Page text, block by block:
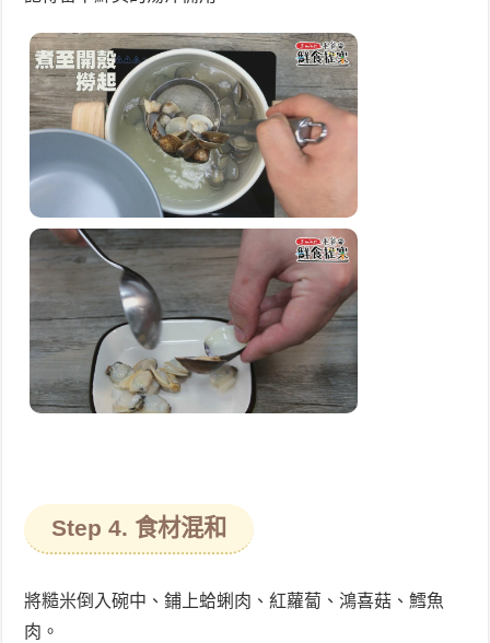
Step 4. 食材混和
將糙米倒入碗中、鋪上蛤蜊肉、紅蘿蔔、鴻喜菇、鱈魚
肉。